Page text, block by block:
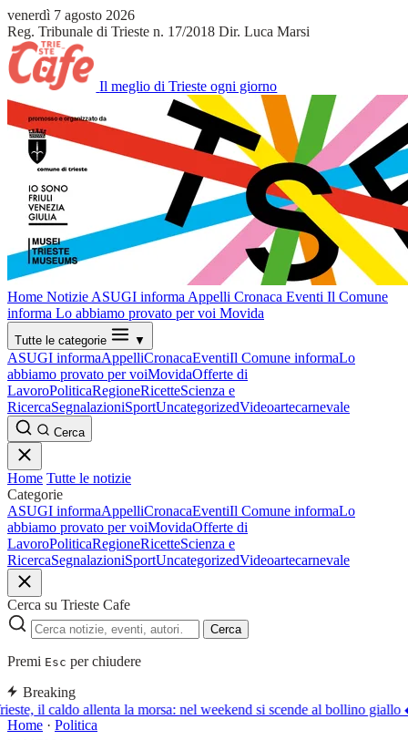
venerdì 7 agosto 2026
Reg. Tribunale di Trieste n. 17/2018 Dir. Luca Marsi
Il meglio di Trieste ogni giorno
Home Notizie ASUGI informa Appelli Cronaca Eventi Il Comune
informa Lo abbiamo provato per voi Movida
Tutte le categorie ▼
ASUGI informaAppelliCronacaEventiIl Comune informaLo
abbiamo provato per voiMovidaOfferte di
LavoroPoliticaRegioneRicetteScienza e
RicercaSegnalazioniSportUncategorizedVideoartecarnevale
Cerca
Home Tutte le notizie
Categorie
ASUGI informaAppelliCronacaEventiIl Comune informaLo
abbiamo provato per voiMovidaOfferte di
LavoroPoliticaRegioneRicetteScienza e
RicercaSegnalazioniSportUncategorizedVideoartecarnevale
Cerca su Trieste Cafe
Cerca
Premi Esc per chiudere
Breaking
il caldo allenta la morsa: nel weekend si scende al bollino giallo
Home · Politica